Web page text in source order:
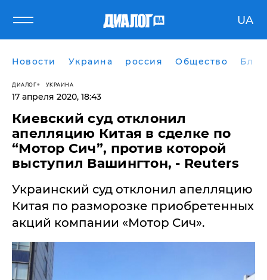
UA
Новости Украина россия Общество
ДИАЛОГ УКРАИНА
17 апреля 2020, 18:43
Киевский суд отклонил
апелляцию Китая в сделке по
“Мотор Сич”, против которой
выступил Вашингтон, - Reuters
Украинский суд отклонил апелляцию
Китая по разморозке приобретенных
акций компании «Мотор Сич».